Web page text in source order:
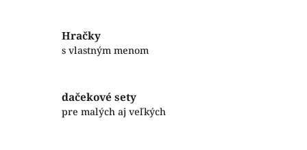
Hračky
s vlastným menom
dačekové sety
pre malých aj veľkých